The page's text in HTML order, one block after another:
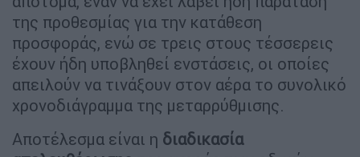
της προθεσμίας για την κατάθεση
προσφοράς, ενώ σε τρεις στους τέσσερεις
έχουν ήδη υποβληθεί ενστάσεις, οι οποίες
απειλούν να τινάξουν στον αέρα το συνολικό
χρονοδιάγραμμα της μεταρρύθμισης.
Αποτέλεσμα είναι η διαδικασία